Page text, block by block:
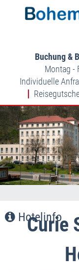
Buchung &
Montag -
Individuelle
Hotelinfo
Curie